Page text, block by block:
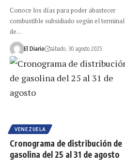
Conoce los días para poder abastecer
combustible subsidiado según el terminal
de…
El Diario sábado, 30 agosto 2025
VENEZUELA
Cronograma de distribución de
gasolina del 25 al 31 de agosto